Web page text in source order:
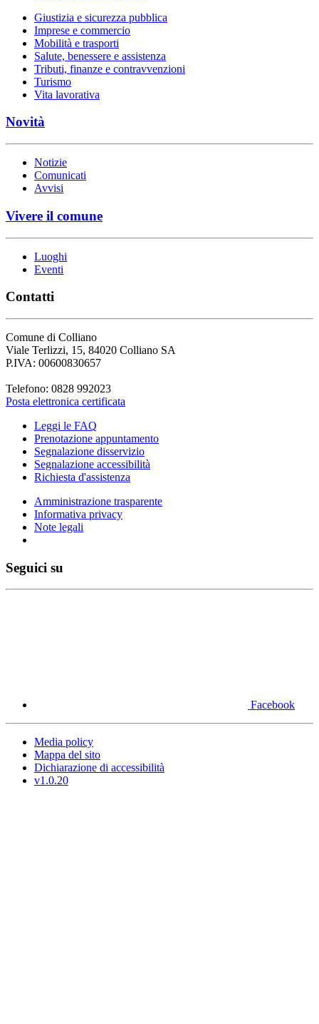
Giustizia e sicurezza pubblica
Imprese e commercio
Mobilità e trasporti
Salute, benessere e assistenza
Tributi, finanze e contravvenzioni
Turismo
Vita lavorativa
Novità
Notizie
Comunicati
Avvisi
Vivere il comune
Luoghi
Eventi
Contatti
Comune di Colliano
Viale Terlizzi, 15, 84020 Colliano SA
P.IVA: 00600830657
Telefono: 0828 992023
Posta elettronica certificata
Leggi le FAQ
Prenotazione appuntamento
Segnalazione disservizio
Segnalazione accessibilità
Richiesta d'assistenza
Amministrazione trasparente
Informativa privacy
Note legali
Seguici su
Facebook
Media policy
Mappa del sito
Dichiarazione di accessibilità
v1.0.20